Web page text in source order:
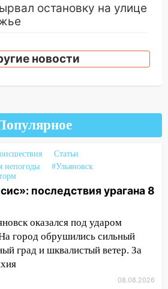
остановку на улице
ливнёвки, не
из Ульяновска обманули
преподавателя
ульяновцам на
или затопленную улицу
ураганным
опалубку со
рассказали,
новости
Статьи
непогоды
#Ульяновск
последствия урагана 8
оказался под ударом
город обрушились сильный
град и шквалистый ветер. За
08.08.2026